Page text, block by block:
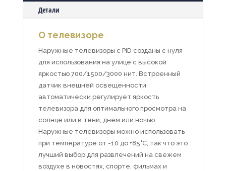
Детали
О телевизоре
Наружные телевизоры с PID созданы с нуля
для использования на улице с высокой
яркостью 700/1500/3000 нит. Встроенный
датчик внешней освещенности
автоматически регулирует яркость
телевизора для оптимального просмотра на
солнце или в тени, днем ​​или ночью.
Наружные телевизоры можно использовать
при температуре от -10 до +85°C, так что это
лучший выбор для развлечений на свежем
воздухе в новостях, спорте, фильмах и